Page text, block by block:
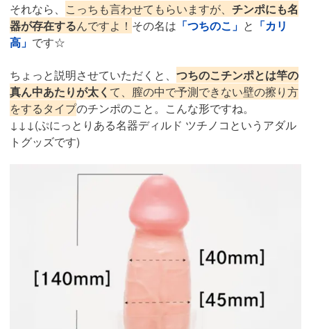
それなら、 こっちも言わせてもらいますが、 チンポにも名
器が存在するんですよ！ その名は 「つちのこ」 と 「カリ
高」 です☆
ちょっと説明させていただくと、 つちのこチンポとは竿の
真ん中あたりが太く て、膣の中で予測できない壁の擦り方
をするタイプのチンポのこと。こんな形ですね。
↓↓↓(ぷにっとりある名器ディルド ツチノコというアダル
トグッズです)